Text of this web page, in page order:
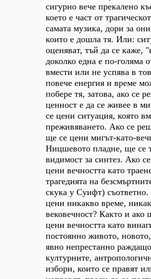
сигурно вече прекалено
което е част от
самата музика, дори за
които е дошла тя. Или:
оценяват, тъй да се каже,
доколко една е по-голяма
вмести или не успява в
повече енергия и време
побере тя, затова, ако се
ценност е да се живее в
се цени ситуация, която
преживяването. Ако се
ще се цени мигът-като-
Ницшевото пладне, ще се
видимост за синтез. Ако
цени вечността като
трагедията на
скука у Суифт)
цени никакво време,
вековечност? Както и ако
цени вечността като
постоянно живото,
явно непрестанно
културните,
избори, които се правят